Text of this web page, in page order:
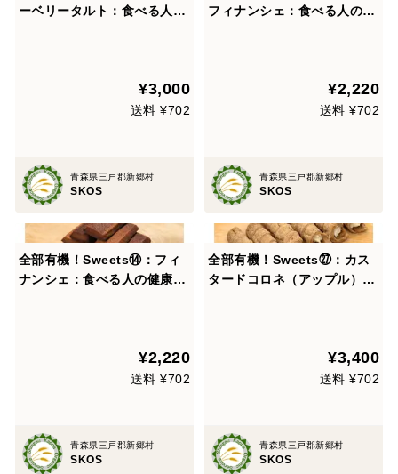
ーベリータルト：食べる人の
¥3,000
送料 ¥702
青森県三戸郡新郷村
SKOS
フィナンシェ：食べる人の健
¥2,220
送料 ¥702
青森県三戸郡新郷村
SKOS
全部有機！Sweets⑭：フィ
ナンシェ：食べる人の健康を
¥2,220
送料 ¥702
青森県三戸郡新郷村
SKOS
全部有機！Sweets㉗：カス
タードコロネ（アップル）：
¥3,400
送料 ¥702
青森県三戸郡新郷村
SKOS